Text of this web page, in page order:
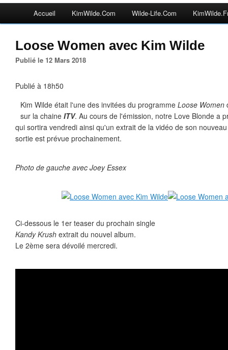
Accueil KimWilde.com Wilde-Life.com
Loose Women avec Kim Wilde
Publié le 12 Mars 2018
Publié à 18h50
Kim Wilde était l'une des invitées du programme Loose Women
sur la chaine ITV. Au cours de l'émission, notre Love Blonde a
qui sortira vendredi ainsi qu'un extrait de la vidéo de son
sortie est prévue prochainement.
Photo de gauche avec Joey Essex
Ci-dessous le 1er teaser du prochain single
Kandy Krush extrait du nouvel album.
Le 2ème sera dévoilé mercredi.